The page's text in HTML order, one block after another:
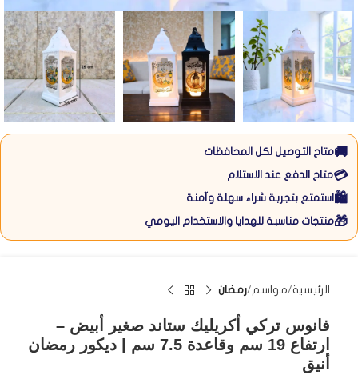
🚚متاح التوصيل لكل المحافظات
💳متاح الدفع عند الاستلام
🛍️ استمتع بتجربة شراء سهلة وآمنة
🎁منتجات مناسبة للهدايا والاستخدام اليومي
الرئيسية مواسم رمضان
فانوس تركي أكريليك ستاند صغير أبيض –
ارتفاع 19 سم وقاعدة 7.5 سم | ديكور رمضان
أنيق